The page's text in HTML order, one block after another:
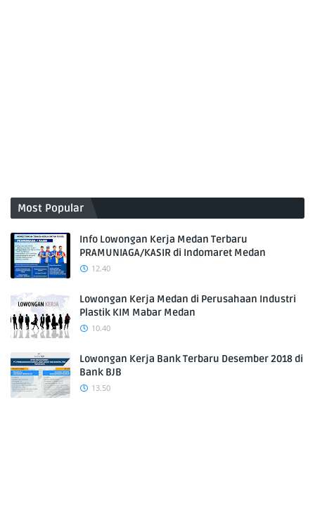
Most Popular
Info Lowongan Kerja Medan Terbaru
PRAMUNIAGA/KASIR di Indomaret Medan
12.40
Lowongan Kerja Medan di Perusahaan Industri
Plastik KIM Mabar Medan
10.40
Lowongan Kerja Bank Terbaru Desember 2018 di
Bank BJB
13.50